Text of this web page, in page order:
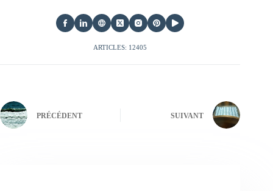
ARTICLES: 12405
PRÉCÉDENT SUIVANT